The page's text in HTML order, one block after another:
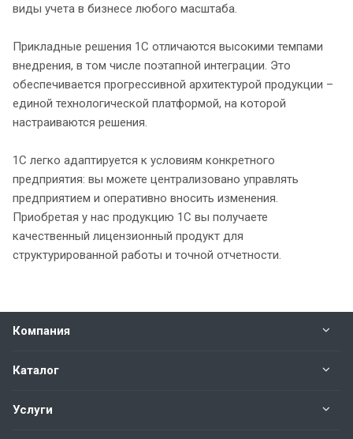
виды учета в бизнесе любого масштаба.
Прикладные решения 1С отличаются высокими темпами
внедрения, в том числе поэтапной интеграции. Это
обеспечивается прогрессивной архитектурой продукции –
единой технологической платформой, на которой
настраиваются решения.
1С легко адаптируется к условиям конкретного
предприятия: вы можете централизовано управлять
предприятием и оперативно вносить изменения.
Приобретая у нас продукцию 1С вы получаете
качественный лицензионный продукт для
структурированной работы и точной отчетности.
Компания
Каталог
Услуги